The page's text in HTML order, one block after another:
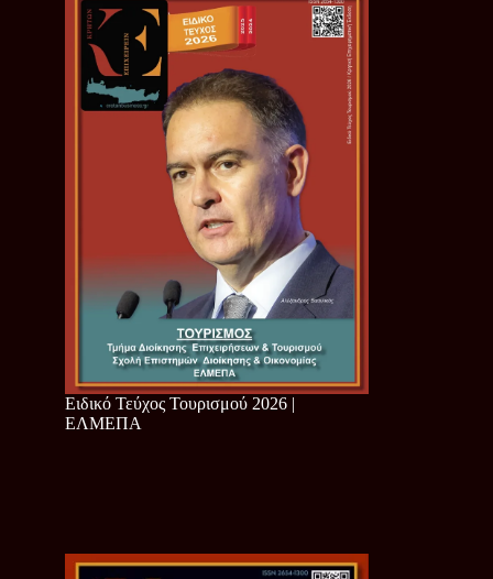
Ειδικό Τεύχος Τουρισμού 2026 |
ΕΛΜΕΠΑ